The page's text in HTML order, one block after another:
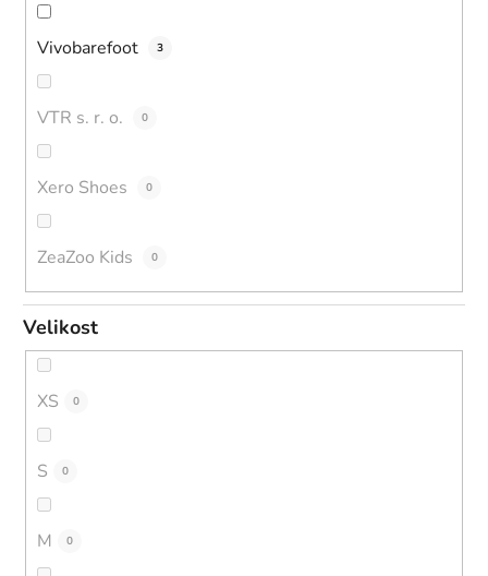
Vivobarefoot 3
VTR s. r. o. 0
Xero Shoes 0
ZeaZoo Kids 0
Velikost
XS 0
S 0
M 0